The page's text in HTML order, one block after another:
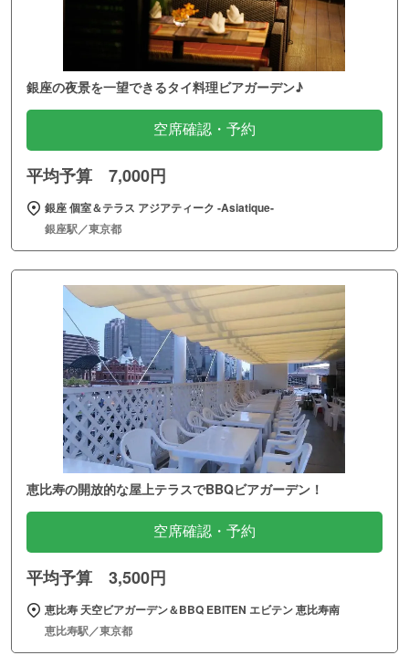
預かりし、御朱印を押させていただきます。また、授与所
にてサラシタイプの腹帯も頒布しておりますので、久伊豆
神社で安産祈願をしませんか。
※目安の日にちですので妊婦様の体調に合わせてお越しく
ださい。
[厄年に]
疲労をおこし体調を崩しやすく災難が降りかかりやすい年
といわれております。
久伊豆神社では災難を未然に防ぎ、いつもと変わらない
日々の生活をお過ごしいただけますよう祈願いたします。
男性は25歳・42歳、女性は19歳・33歳・37歳、男女共通
61歳が厄年に当たり｢本厄」、前後の年を｢前厄｣「後厄」
といいます。
[年祝いに]
節目のお祝いの年に、これまでの人生を自省し神様に感謝
するとともに、これからの益々の健康と発展を祈願いたし
ます。
還暦、古希、喜寿、傘寿、半寿、米寿、卒寿、白寿、上寿
のお祝いをしましょう。
◎結婚式のご案内◎
久伊豆神社では結婚式も執り行えます。
人生の始まりともいうべき結婚式は、最も重要な儀式であ
銀座の夜景を一望できるタイ料理ビアガーデン♪
空席確認・予約
平均予算 7,000円
銀座 個室＆テラス アジアティーク ‐Asiatique‐
銀座駅／東京都
恵比寿の開放的な屋上テラスでBBQビアガーデン！
空席確認・予約
平均予算 3,500円
恵比寿 天空ビアガーデン＆BBQ EBITEN エビテン 恵比寿南
恵比寿駅／東京都